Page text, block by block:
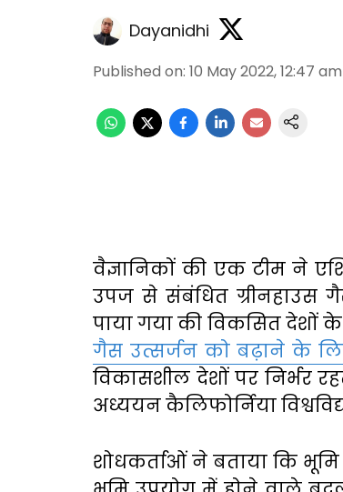
Dayanidhi
Published on: 10 May 2022, 12:47 am
वैज्ञानिकों की एक टीम ने
उपज से संबंधित ग्रीनहाउस
पाया गया की विकसित देशों
गैस उत्सर्जन को बढ़ाने के
विकासशील देशों पर निर्भर
अध्ययन कैलिफोर्निया
शोधकर्ताओं ने बताया कि